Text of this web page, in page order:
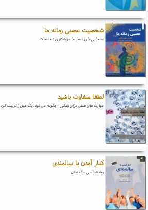
شخصیت عصبی زمانه ما
عصبانی های عصر ما - روانکاوی شخصیت
لطفا متفاوت باشید
مهارت های عملی برای زندگی - چگونه می توان یک فیل را تربیت کرد
کنار آمدن با سالمندی
روانشناسی سالمندان